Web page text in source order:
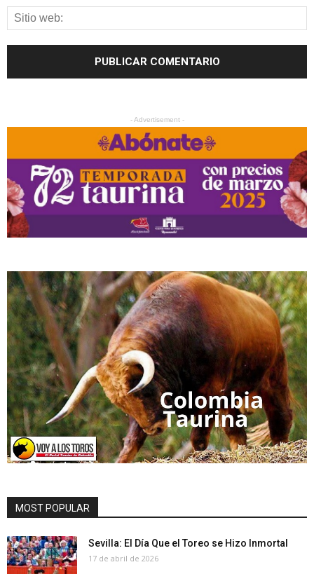
- Advertisement -
MOST POPULAR
Sevilla: El Día Que el Toreo se Hizo Inmortal
17 de abril de 2026